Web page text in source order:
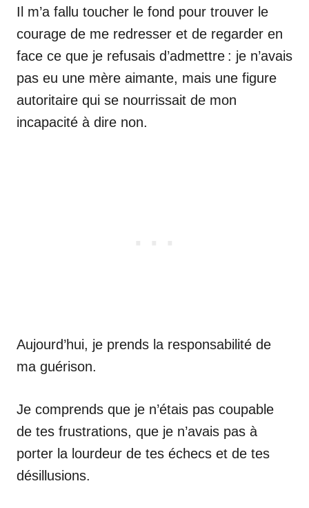
Il m’a fallu toucher le fond pour trouver le
courage de me redresser et de regarder en
face ce que je refusais d’admettre : je n’avais
pas eu une mère aimante, mais une figure
autoritaire qui se nourrissait de mon
incapacité à dire non.
Aujourd’hui, je prends la responsabilité de
ma guérison.
Je comprends que je n’étais pas coupable
de tes frustrations, que je n’avais pas à
porter la lourdeur de tes échecs et de tes
désillusions.